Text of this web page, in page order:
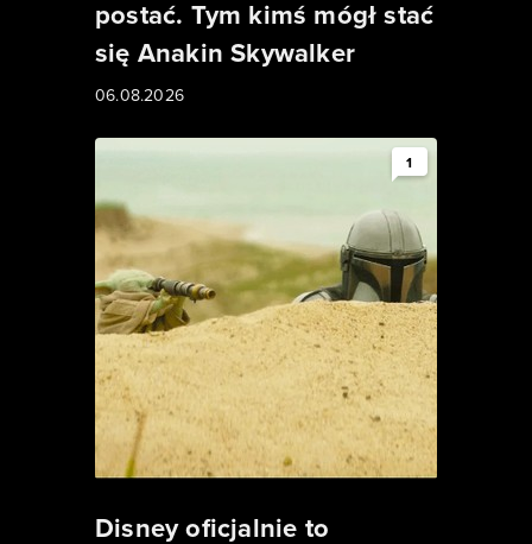
postać. Tym kimś mógł stać
się Anakin Skywalker
06.08.2026
1
Disney oficjalnie to